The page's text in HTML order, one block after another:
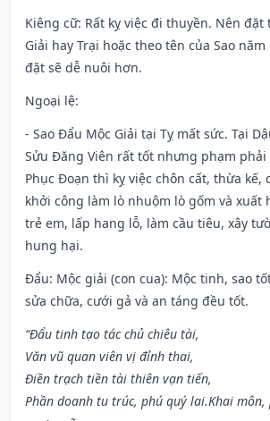
Kiêng cữ: Rất kỵ việc đi thuyền. Nên đặt
Giải hay Trại hoặc theo tên của Sao
đặt sẽ dễ nuôi hơn.
Ngoại lệ:
- Sao Đẩu Mộc Giải tại Tỵ mất sức. Tại
Sửu Đăng Viên rất tốt nhưng phạm phải
Phục Đoạn thì kỵ việc chôn cất, thừa kế,
khởi công làm lò nhuộm lò gốm và xuất
trẻ em, lấp hang lỗ, làm cầu tiêu, xây
hung hại.
Đẩu: Mộc giải (con cua): Mộc tinh, sao
sửa chữa, cưới gả và an táng đều tốt.
“Đẩu tinh tạo tác chủ chiêu tài,
Văn vũ quan viên vị đỉnh thai,
Điền trạch tiền tài thiên vạn tiến,
Phần doanh tu trúc, phú quý lai.Khai môn,